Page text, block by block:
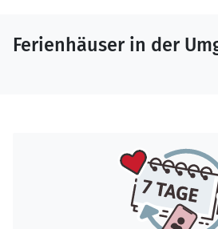
Ferienhäuser in der